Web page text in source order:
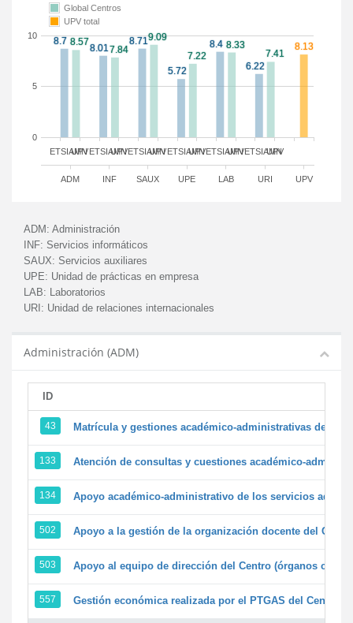
ETSIAMN ETSIAMNETSIAMN ETSIAMNETSIAMNETSIAMN
UPV UPV UPV UPV UPV UPV
ADM INF SAUX UPE LAB URI UPV
0
5
10
Global Centros
UPV total
ADM: Administración
INF: Servicios informáticos
SAUX: Servicios auxiliares
UPE: Unidad de prácticas en empresa
LAB: Laboratorios
URI: Unidad de relaciones internacionales
Administración (ADM)
ID
43 Matrícula y gestiones académico-administrativas de la
133 Atención de consultas y cuestiones académico-
134 Apoyo académico-administrativo de los servicios
502 Apoyo a la gestión de la organización docente del
503 Apoyo al equipo de dirección del Centro (órganos
557 Gestión económica realizada por el PTGAS del Centro